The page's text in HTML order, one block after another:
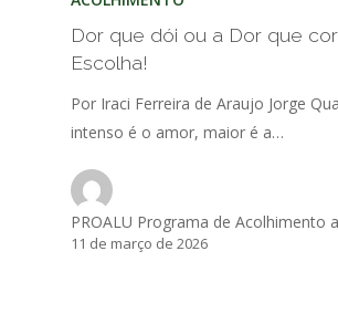
Dor que dói ou a Dor que
Escolha!
Por Iraci Ferreira de Araujo Jorge
intenso é o amor, maior é a…
PROALU Programa de Acolhimento
11 de março de 2026